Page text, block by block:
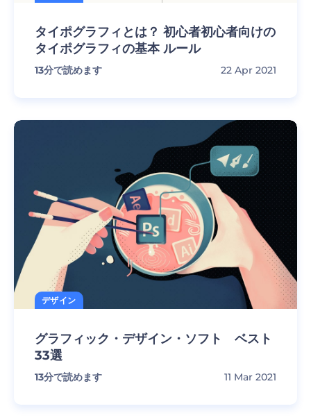
タイポグラフィとは？ 初心者初心者向けの
タイポグラフィの基本 ルール
13分で読めます 22 Apr 2021
デザイン
グラフィック・デザイン・ソフト ベスト
33選
13分で読めます 11 Mar 2021